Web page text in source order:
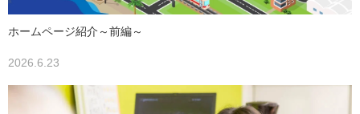
ホームページ紹介～前編～
2026.6.23